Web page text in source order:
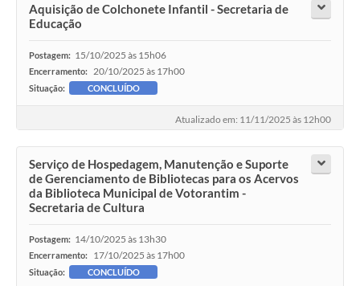
Aquisição de Colchonete Infantil - Secretaria de
Educação
Postagem: 15/10/2025 às 15h06
Encerramento: 20/10/2025 às 17h00
Situação: CONCLUÍDO
Atualizado em: 11/11/2025 às 12h00
Serviço de Hospedagem, Manutenção e Suporte
de Gerenciamento de Bibliotecas para os Acervos
da Biblioteca Municipal de Votorantim -
Secretaria de Cultura
Postagem: 14/10/2025 às 13h30
Encerramento: 17/10/2025 às 17h00
Situação: CONCLUÍDO